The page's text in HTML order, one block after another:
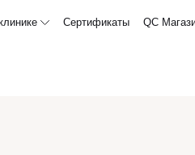
Сертификаты QC